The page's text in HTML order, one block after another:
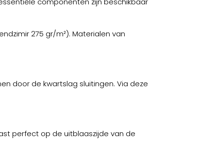
275 gr/m²). Materialen van
door de kwartslag sluitingen. Via deze
perfect op de uitblaaszijde van de